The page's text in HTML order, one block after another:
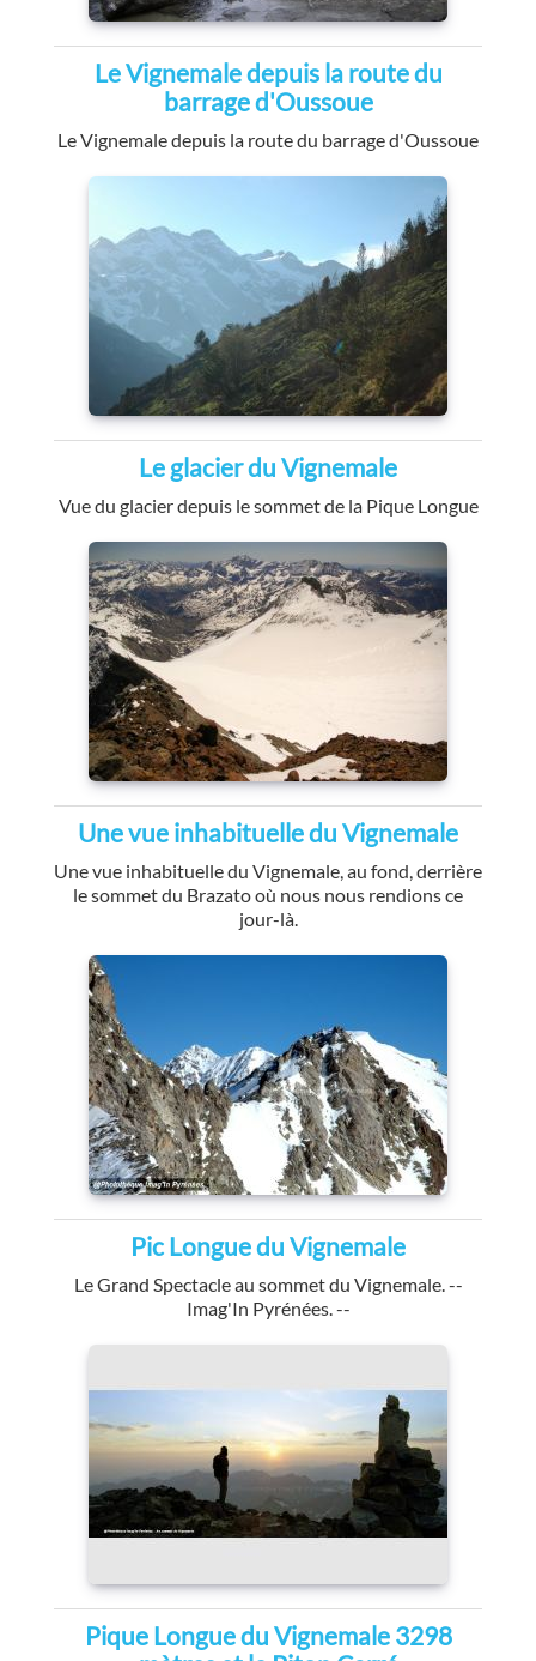
Le Vignemale depuis la route du
barrage d'Oussoue
Le Vignemale depuis la route du barrage d'Oussoue
Le glacier du Vignemale
Vue du glacier depuis le sommet de la Pique Longue
Une vue inhabituelle du Vignemale
Une vue inhabituelle du Vignemale, au fond, derrière
le sommet du Brazato où nous nous rendions ce
jour-là.
Pic Longue du Vignemale
Le Grand Spectacle au sommet du Vignemale. --
Imag'In Pyrénées. --
Pique Longue du Vignemale 3298